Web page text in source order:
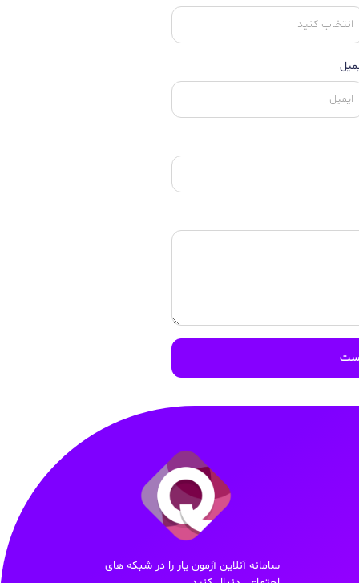
سامانه آنلاین آزمون یار را در شبکه های